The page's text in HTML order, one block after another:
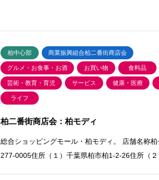
柏中心部 商業振興組合柏二番街商店会
グルメ・お食事・お酒 お買い物 食料品
芸術・教育・育児 サービス 健康・医療
ライフ
柏二番街商店会：柏モディ
総合ショッピングモール・柏モディ。 店舗名称
277-0005住所（１）千葉県柏市柏1-2-26住所（２